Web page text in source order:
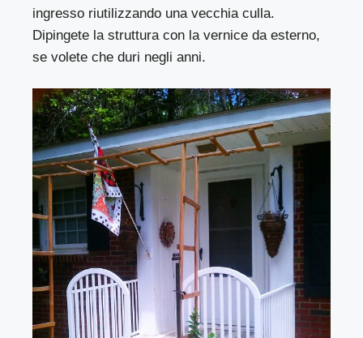
ingresso riutilizzando una vecchia culla.
Dipingete la struttura con la vernice da esterno,
se volete che duri negli anni.